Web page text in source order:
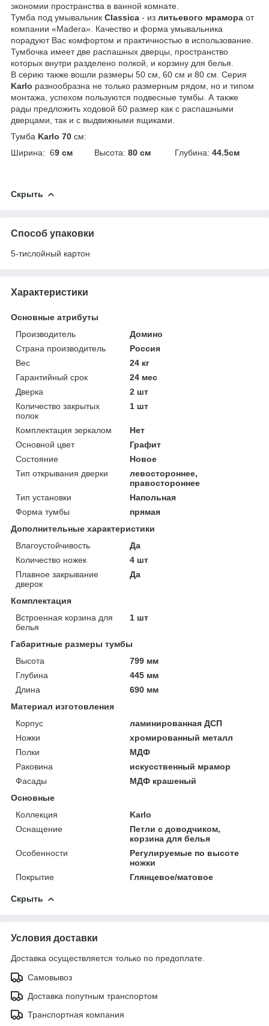
экономии пространства в ванной комнате.
Тумба под умывальник Classica - из литьевого мрамора от
компании «Madera». Качество и форма умывальника
порадуют Вас комфортом и практичностью в использование.
Тумбочка имеет две распашных дверцы, пространство
которых внутри разделено полкой, и корзину для белья.
В серию также вошли размеры 50 см, 60 см и 80 см. Серия
Karlo разнообразна не только размерным рядом, но и типом
монтажа, успехом пользуются подвесные тумбы. А также
рады предложить ходовой 60 размер как с распашными
дверцами, так и с выдвижными ящиками.
Тумба Karlo 70 см:
Ширина: 69 см Высота: 80 см Глубина: 44.5см
Скрыть
Способ упаковки
5-тислойный картон
Характеристики
Основные атрибуты
Производитель
Домино
Страна производитель
Россия
Вес
24 кг
Гарантийный срок
24 мес
Дверка
2 шт
Количество закрытых
полок
1 шт
Комплектация зеркалом
Нет
Основной цвет
Графит
Состояние
Новое
Тип открывания дверки
левостороннее,
правостороннее
Тип установки
Напольная
Форма тумбы
прямая
Дополнительные характеристики
Влагоустойчивость
Да
Количество ножек
4 шт
Плавное закрывание
дверок
Да
Комплектация
Встроенная корзина для
белья
1 шт
Габаритные размеры тумбы
Высота
799 мм
Глубина
445 мм
Длина
690 мм
Материал изготовления
Корпус
ламинированная ДСП
Ножки
хромированный металл
Полки
МДФ
Раковина
искусственный мрамор
Фасады
МДФ крашеный
Основные
Коллекция
Karlo
Оснащение
Петли с доводчиком,
корзина для белья
Особенности
Регулируемые по высоте
ножки
Покрытие
Глянцевое/матовое
Скрыть
Условия доставки
Доставка осуществляется только по предоплате.
Самовывоз
Доставка попутным транспортом
Транспортная компания